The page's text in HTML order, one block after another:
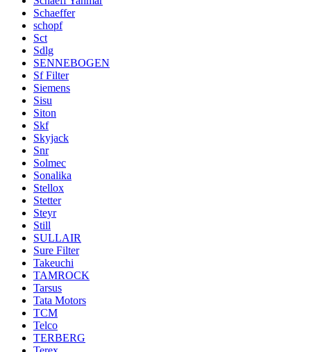
Schaeffer
schopf
Sct
Sdlg
SENNEBOGEN
Sf Filter
Siemens
Sisu
Siton
Skf
Skyjack
Snr
Solmec
Sonalika
Stellox
Stetter
Steyr
Still
SULLAIR
Sure Filter
Takeuchi
TAMROCK
Tarsus
Tata Motors
TCM
Telco
TERBERG